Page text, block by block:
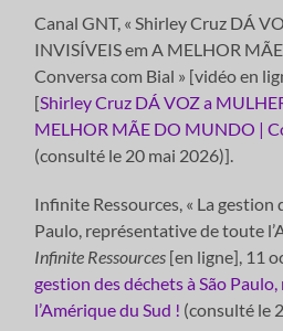
Canal GNT, « Shirley Cruz DÁ
INVISÍVEIS em A MELHOR
Conversa com Bial » [vidéo en
[Shirley Cruz DÁ VOZ a
MELHOR MÃE DO MUNDO |
(consulté le 20 mai 2026)].
Infinite Ressources, « La gestion
Paulo, représentative de toute
Infinite Ressources [en ligne], 11
gestion des déchets à São
l’Amérique du Sud ! (consulté le